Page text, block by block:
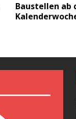
Baustellen ab